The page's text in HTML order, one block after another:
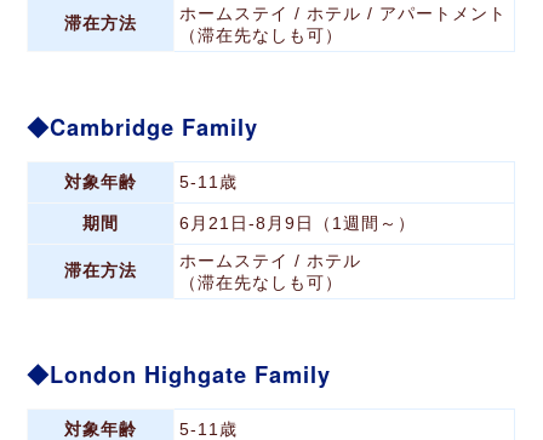
滞在方法
ホームステイ / ホテル / アパートメント
（滞在先なしも可）
Cambridge Family
対象年齢 5-11歳
期間 6月21日-8月9日（1週間～）
滞在方法
ホームステイ / ホテル
（滞在先なしも可）
London Highgate Family
対象年齢 5-11歳